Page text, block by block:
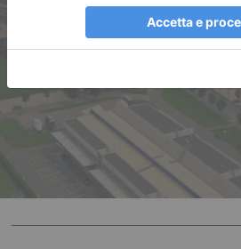
Il Caat e la